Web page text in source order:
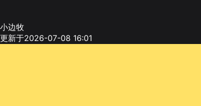
小边牧
更新于2026-07-08 16:01